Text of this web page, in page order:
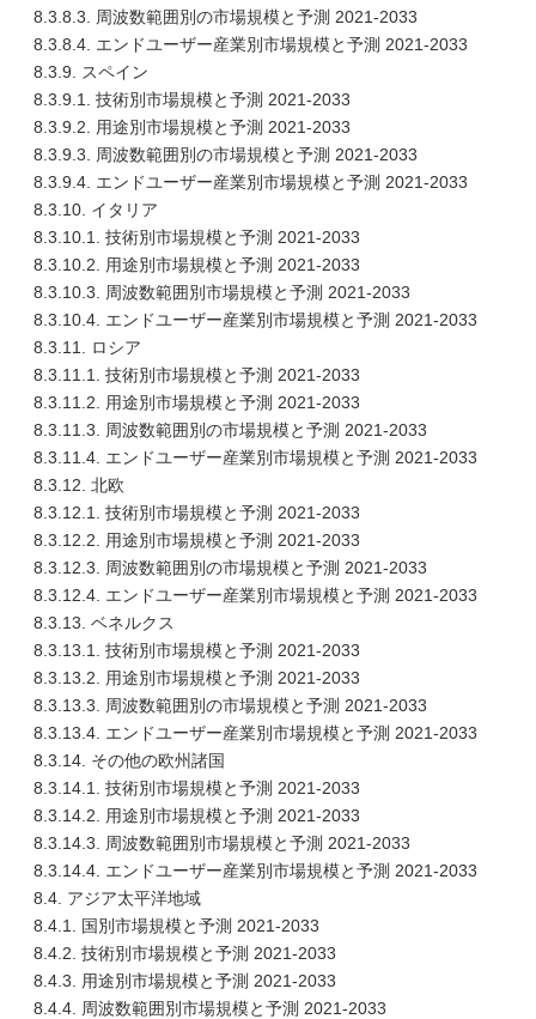
8.3.8.3. 周波数範囲別の市場規模と予測 2021-2033
8.3.8.4. エンドユーザー産業別市場規模と予測 2021-2033
8.3.9. スペイン
8.3.9.1. 技術別市場規模と予測 2021-2033
8.3.9.2. 用途別市場規模と予測 2021-2033
8.3.9.3. 周波数範囲別の市場規模と予測 2021-2033
8.3.9.4. エンドユーザー産業別市場規模と予測 2021-2033
8.3.10. イタリア
8.3.10.1. 技術別市場規模と予測 2021-2033
8.3.10.2. 用途別市場規模と予測 2021-2033
8.3.10.3. 周波数範囲別市場規模と予測 2021-2033
8.3.10.4. エンドユーザー産業別市場規模と予測 2021-2033
8.3.11. ロシア
8.3.11.1. 技術別市場規模と予測 2021-2033
8.3.11.2. 用途別市場規模と予測 2021-2033
8.3.11.3. 周波数範囲別の市場規模と予測 2021-2033
8.3.11.4. エンドユーザー産業別市場規模と予測 2021-2033
8.3.12. 北欧
8.3.12.1. 技術別市場規模と予測 2021-2033
8.3.12.2. 用途別市場規模と予測 2021-2033
8.3.12.3. 周波数範囲別の市場規模と予測 2021-2033
8.3.12.4. エンドユーザー産業別市場規模と予測 2021-2033
8.3.13. ベネルクス
8.3.13.1. 技術別市場規模と予測 2021-2033
8.3.13.2. 用途別市場規模と予測 2021-2033
8.3.13.3. 周波数範囲別の市場規模と予測 2021-2033
8.3.13.4. エンドユーザー産業別市場規模と予測 2021-2033
8.3.14. その他の欧州諸国
8.3.14.1. 技術別市場規模と予測 2021-2033
8.3.14.2. 用途別市場規模と予測 2021-2033
8.3.14.3. 周波数範囲別市場規模と予測 2021-2033
8.3.14.4. エンドユーザー産業別市場規模と予測 2021-2033
8.4. アジア太平洋地域
8.4.1. 国別市場規模と予測 2021-2033
8.4.2. 技術別市場規模と予測 2021-2033
8.4.3. 用途別市場規模と予測 2021-2033
8.4.4. 周波数範囲別市場規模と予測 2021-2033